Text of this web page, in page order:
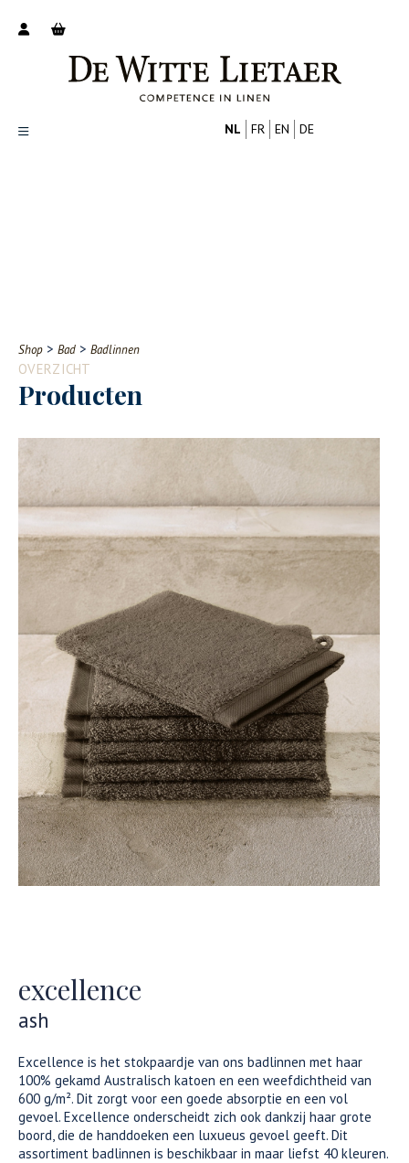
Contact
NL FR EN DE
Shop > Bad > Badlinnen
OVERZICHT
Producten
excellence
ash
Excellence is het stokpaardje van ons badlinnen met haar
100% gekamd Australisch katoen en een weefdichtheid van
600 g/m². Dit zorgt voor een goede absorptie en een vol
gevoel. Excellence onderscheidt zich ook dankzij haar grote
boord, die de handdoeken een luxueus gevoel geeft. Dit
assortiment badlinnen is beschikbaar in maar liefst 40 kleuren.